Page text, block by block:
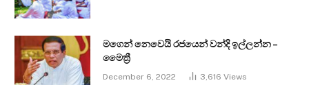
මගෙන් නෙවෙයි රජයෙන් වන්දි ඉල්ලන්න –
මෛත්‍රී
December 6, 2022 3,616 Views